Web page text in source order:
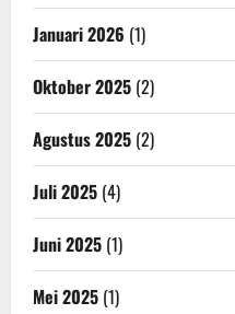
Januari 2026 (1)
Oktober 2025 (2)
Agustus 2025 (2)
Juli 2025 (4)
Juni 2025 (1)
Mei 2025 (1)